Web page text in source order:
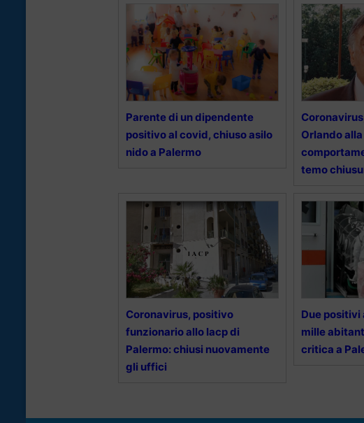
Parente di un dipendente
positivo al covid, chiuso asilo
nido a Palermo
Orlando
temo
Coronavirus, positivo
funzionario allo Iacp di
Palermo: chiusi nuovamente
gli uffici
Due positivi
mille
critica a